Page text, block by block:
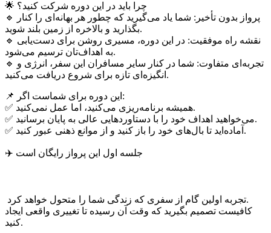
🌟 چرا باید در این دوره شرکت کنید؟
🔹
پرواز بدون تأخیر: شما یاد می‌گیرید که چطور هر بهانه‌ای را کنار
بگذارید و بالاخره از زمین بلند شوید.
🔹
نقشه راه موفقیت: در این دوره، مسیری روشن برای دست‌یابی
به اهداف‌تان ترسیم می‌شود.
🔹
تجربه‌ای متفاوت: شما در کنار سایر مسافران این سفر، انرژی و
انگیزه‌ای تازه برای شروع دریافت می‌کنید.
📌
این دوره برای شماست اگر:
✅ همیشه برنامه‌ریزی می‌کنید، اما عمل نمی‌کنید.
✅ می‌خواهید اهداف خود را با دستاوردهایی عالی به پایان برسانید.
✅ آماده‌اید تا بال‌های خود را باز کنید و از موانع ذهنی عبور کنید.
✈️ جلسه اول این پرواز رایگان است
تجربه اولین گام از سفری که زندگی شما را متحول خواهد کرد.
کافیست تصمیم بگیرید که وقت آن رسیده تا تغییری واقعی ایجاد
کنید.